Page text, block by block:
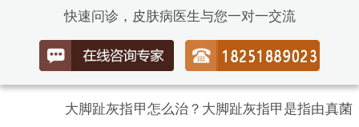
快速问诊，皮肤病医生与您一对一交流
大脚趾灰指甲怎么治？大脚趾灰指甲是指由真菌